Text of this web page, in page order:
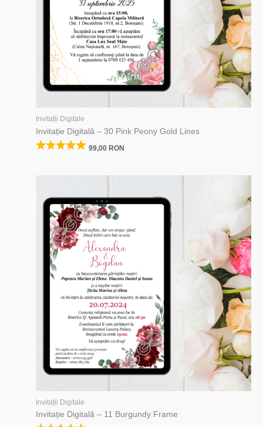
Invitații Digitale
Invitație Digitală – 30 Pink Peony Gold Lines
99,00 RON
Invitații Digitale
Invitație Digitală – 11 Burgundy Frame